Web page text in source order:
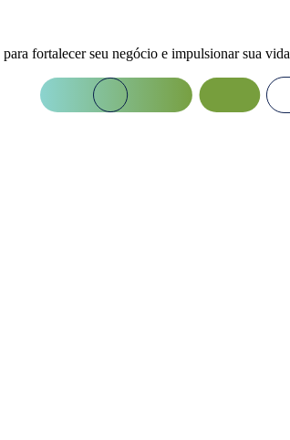
fortalecer seu negócio e impulsionar sua vida